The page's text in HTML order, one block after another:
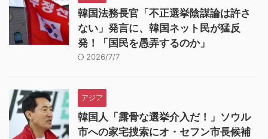
韓国法務長官「不正選挙陰謀論は許さ
ない」発言に、韓国ネット民が猛反
発！「国民を愚弄するのか」
2026/7/7
アジア
韓国人「露骨な選挙介入だ！」ソウル
市への家宅捜索にオ・セフン市長候補